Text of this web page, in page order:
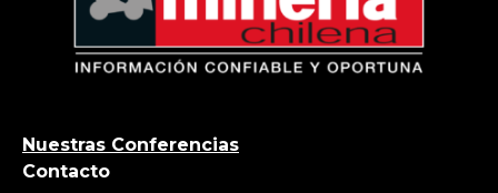
Nuestras Conferencias
Contacto